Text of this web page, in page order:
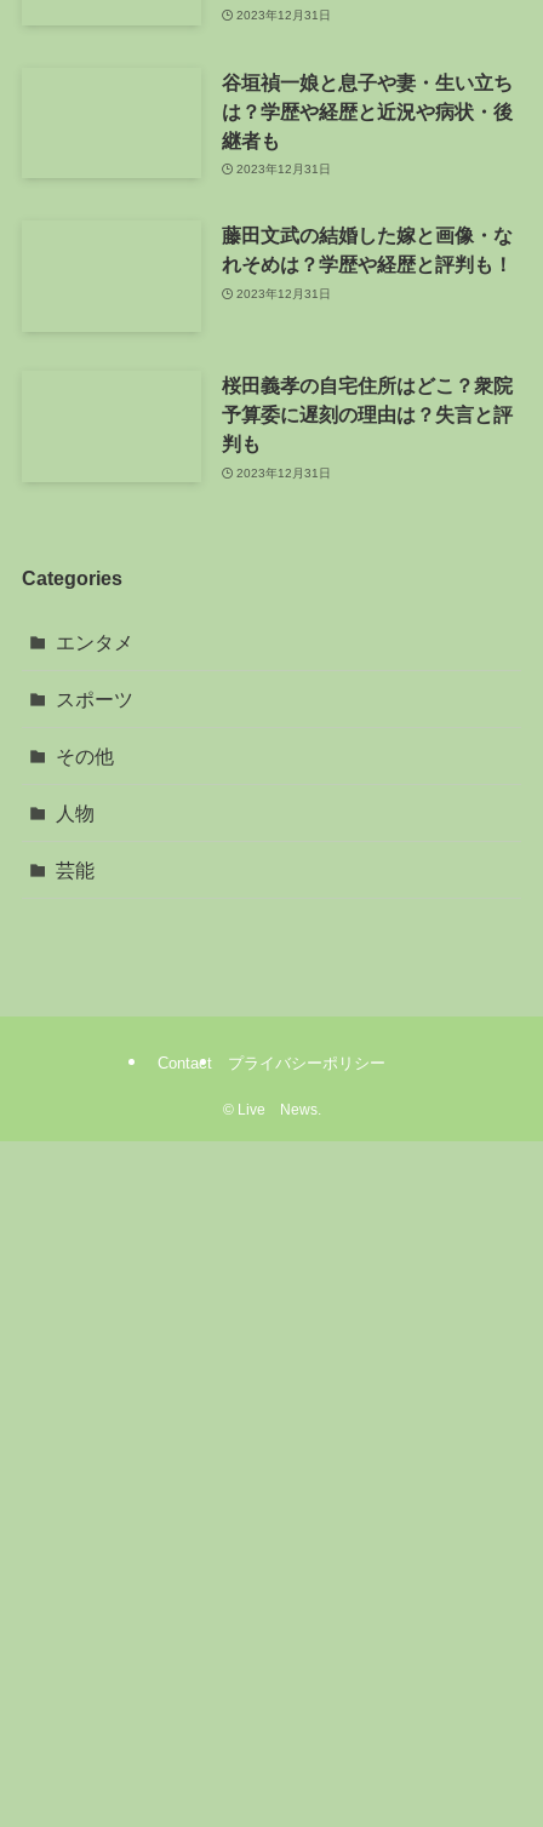
2023年12月31日
谷垣禎一娘と息子や妻・生い立ち
は？学歴や経歴と近況や病状・後
継者も
2023年12月31日
藤田文武の結婚した嫁と画像・な
れそめは？学歴や経歴と評判も！
2023年12月31日
桜田義孝の自宅住所はどこ？衆院
予算委に遅刻の理由は？失言と評
判も
2023年12月31日
Categories
エンタメ
スポーツ
その他
人物
芸能
Contact プライバシーポリシー
©Live News.